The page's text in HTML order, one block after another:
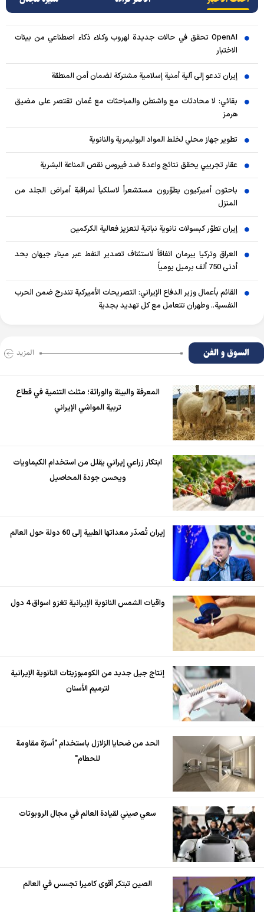
OpenAI تحقق في حالات جديدة لهروب وكلاء ذكاء اصطناعي من بيئات
الاختبار
إيران تدعو إلى آلية أمنية إسلامية مشتركة لضمان أمن المنطقة
بقائي: لا محادثات مع واشنطن والمباحثات مع عُمان تقتصر على مضيق
هرمز
تطوير جهاز محلي لخلط المواد البوليمرية والنانوية
عقار تجريبي يحقق نتائج واعدة ضد فيروس نقص المناعة البشرية
باحثون أميركيون يطوّرون مستشعراً لاسلكياً لمراقبة أمراض الجلد من
المنزل
إيران تطوّر كبسولات نانوية نباتية لتعزيز فعالية الكركمين
العراق وتركيا يبرمان اتفاقاً لاستئناف تصدير النفط عبر ميناء جيهان بحد
أدنى 750 ألف برميل يومياً
القائم بأعمال وزير الدفاع الإيراني: التصريحات الأميركية تندرج ضمن الحرب
النفسية.. وطهران تتعامل مع كل تهديد بجدية
السوق و الفن المزید
المعرفة والبيئة والوراثة؛ مثلث التنمية في قطاع
تربية المواشي الإيراني
ابتكار زراعي إيراني يقلل من استخدام الكيماويات
ويحسن جودة المحاصيل
إيران تُصدّر معداتها الطبية إلى 60 دولة حول العالم
واقيات الشمس النانوية الإيرانية تغزو اسواق 4 دول
إنتاج جيل جديد من الكومبوزيتات النانوية الإيرانية
لترميم الأسنان
الحد من ضحايا الزلازل باستخدام "أسرّة مقاومة
للحطام"
سعي صيني لقيادة العالم في مجال الروبوتات
الصين تبتكر أقوى كاميرا تجسس في العالم